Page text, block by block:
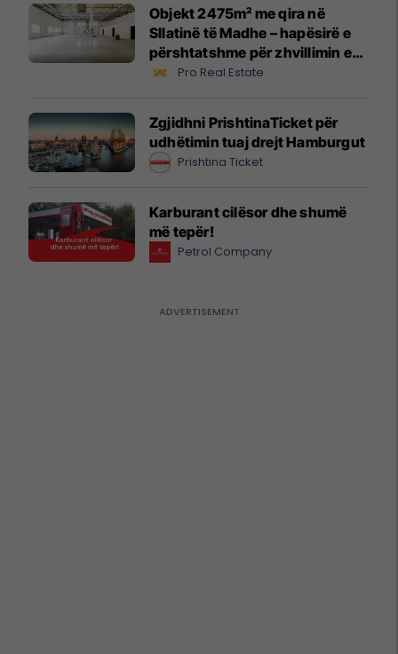
Objekt 2475m² me qira në
Sllatinë të Madhe – hapësirë e
përshtatshme për zhvillimin e
biznesit #16068
Pro Real Estate
Zgjidhni PrishtinaTicket për
udhëtimin tuaj drejt Hamburgut
Prishtina Ticket
Karburant cilësor dhe shumë
më tepër!
Petrol Company